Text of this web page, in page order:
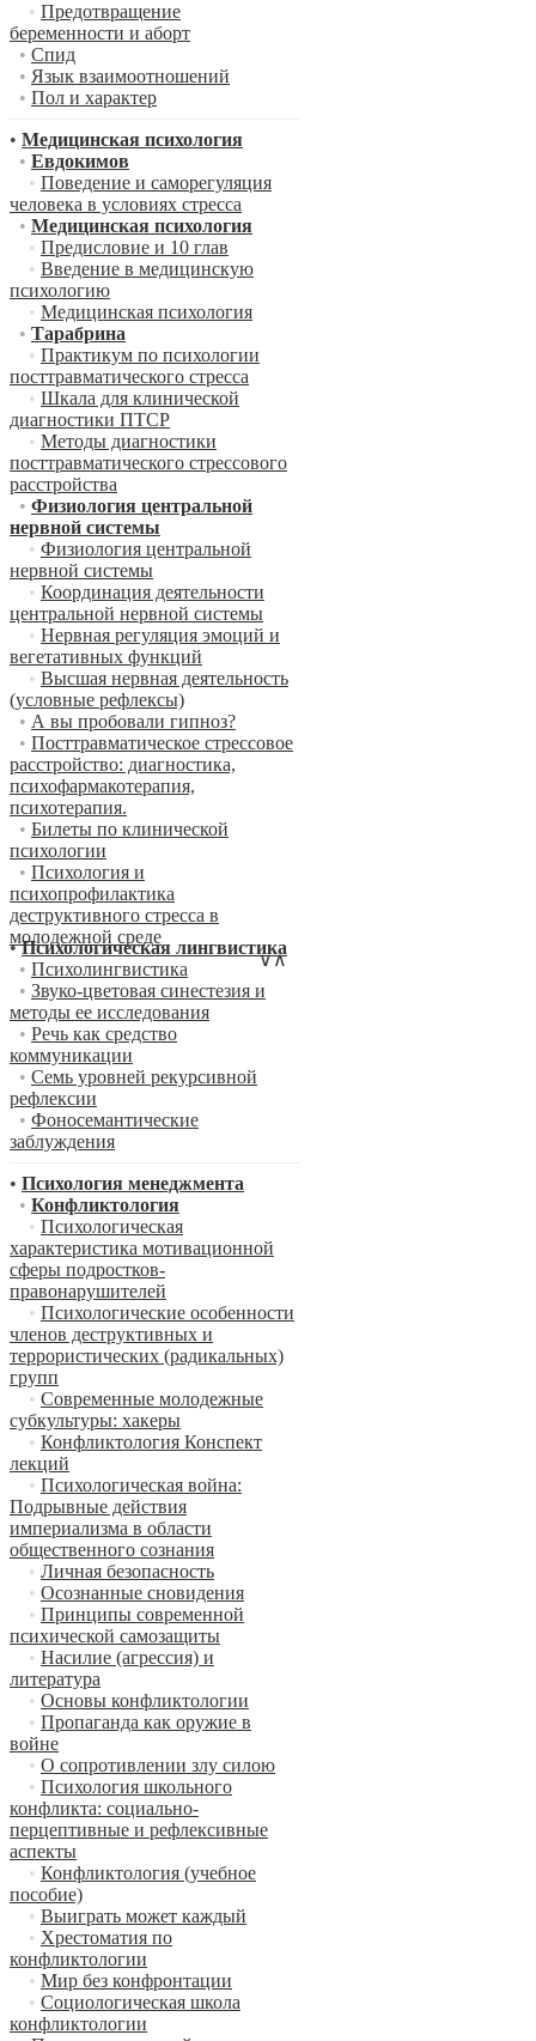
• Предотвращение
беременности и аборт
• Спид
• Язык взаимоотношений
• Пол и характер
• Медицинская психология
• Евдокимов
• Поведение и саморегуляция
человека в условиях стресса
• Медицинская психология
• Предисловие и 10 глав
• Введение в медицинскую
психологию
• Медицинская психология
• Тарабрина
• Практикум по психологии
посттравматического стресса
• Шкала для клинической
диагностики ПТСР
• Методы диагностики
посттравматического стрессового
расстройства
• Физиология центральной
нервной системы
• Физиология центральной
нервной системы
• Координация деятельности
центральной нервной системы
• Нервная регуляция эмоций и
вегетативных функций
• Высшая нервная деятельность
(условные рефлексы)
• А вы пробовали гипноз?
• Посттравматическое стрессовое
расстройство: диагностика,
психофармакотерапия,
психотерапия.
• Билеты по клинической
психологии
• Психология и
психопрофилактика
деструктивного стресса в
молодежной среде
∨∧
•Психологическая лингвистика
• Психолингвистика
• Звуко-цветовая синестезия и
методы ее исследования
• Речь как средство
коммуникации
• Семь уровней рекурсивной
рефлексии
• Фоносемантические
заблуждения
• Психология менеджмента
• Конфликтология
• Психологическая
характеристика мотивационной
сферы подростков-
правонарушителей
• Психологические особенности
членов деструктивных и
террористических (радикальных)
групп
• Современные молодежные
субкультуры: хакеры
• Конфликтология Конспект
лекций
• Психологическая война:
Подрывные действия
империализма в области
общественного сознания
• Личная безопасность
• Осознанные сновидения
• Принципы современной
психической самозащиты
• Насилие (агрессия) и
литература
• Основы конфликтологии
• Пропаганда как оружие в
войне
• О сопротивлении злу силою
• Психология школьного
конфликта: социально-
перцептивные и рефлексивные
аспекты
• Конфликтология (учебное
пособие)
• Выиграть может каждый
• Хрестоматия по
конфликтологии
• Мир без конфронтации
• Социологическая школа
конфликтологии